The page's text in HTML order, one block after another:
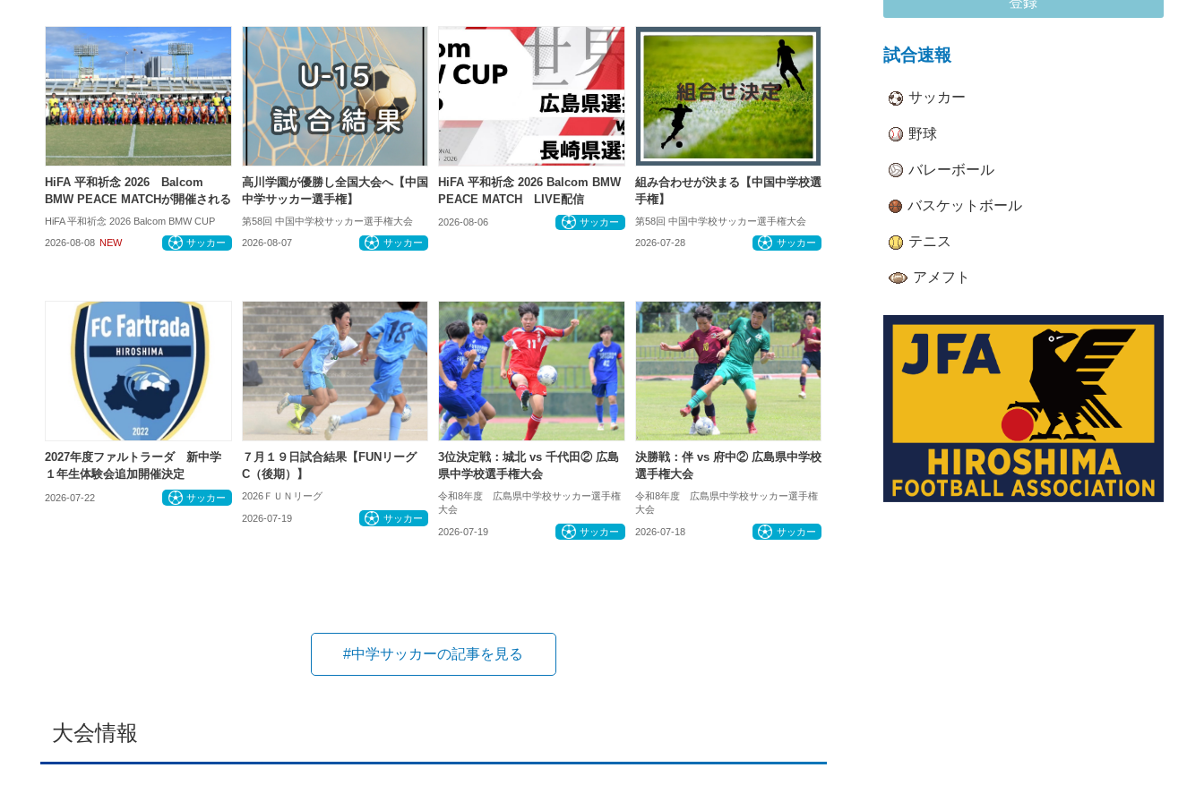
HiFA 平和祈念 2026 Balcom
BMW PEACE MATCHが開催される
HiFA 平和祈念 2026 Balcom BMW CUP
2026-08-08 NEW サッカー
高川学園が優勝し全国大会へ【中国
中学サッカー選手権】
第58回 中国中学校サッカー選手権大会
2026-08-07 サッカー
HiFA 平和祈念 2026 Balcom BMW
PEACE MATCH LIVE配信
2026-08-06 サッカー
組み合わせが決まる【中国中学校選
手権】
第58回 中国中学校サッカー選手権大会
2026-07-28 サッカー
2027年度ファルトラーダ 新中学
１年生体験会追加開催決定
2026-07-22 サッカー
７月１９日試合結果【FUNリーグ
C（後期）】
2026ＦＵＮリーグ
2026-07-19 サッカー
3位決定戦：城北 vs 千代田② 広島
県中学校選手権大会
令和8年度 広島県中学校サッカー選手権
大会
2026-07-19 サッカー
決勝戦：伴 vs 府中② 広島県中学校
選手権大会
令和8年度 広島県中学校サッカー選手権
大会
2026-07-18 サッカー
#中学サッカーの記事を見る
大会情報
試合速報
サッカー
野球
バレーボール
バスケットボール
テニス
アメフト